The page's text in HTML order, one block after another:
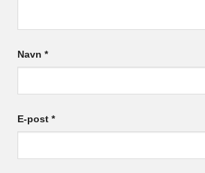
Navn *
E-post *